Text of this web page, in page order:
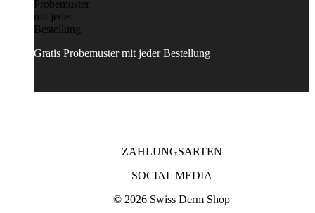
Gratis Probemuster mit jeder Bestellung
ZAHLUNGSARTEN
SOCIAL MEDIA
© 2026 Swiss Derm Shop